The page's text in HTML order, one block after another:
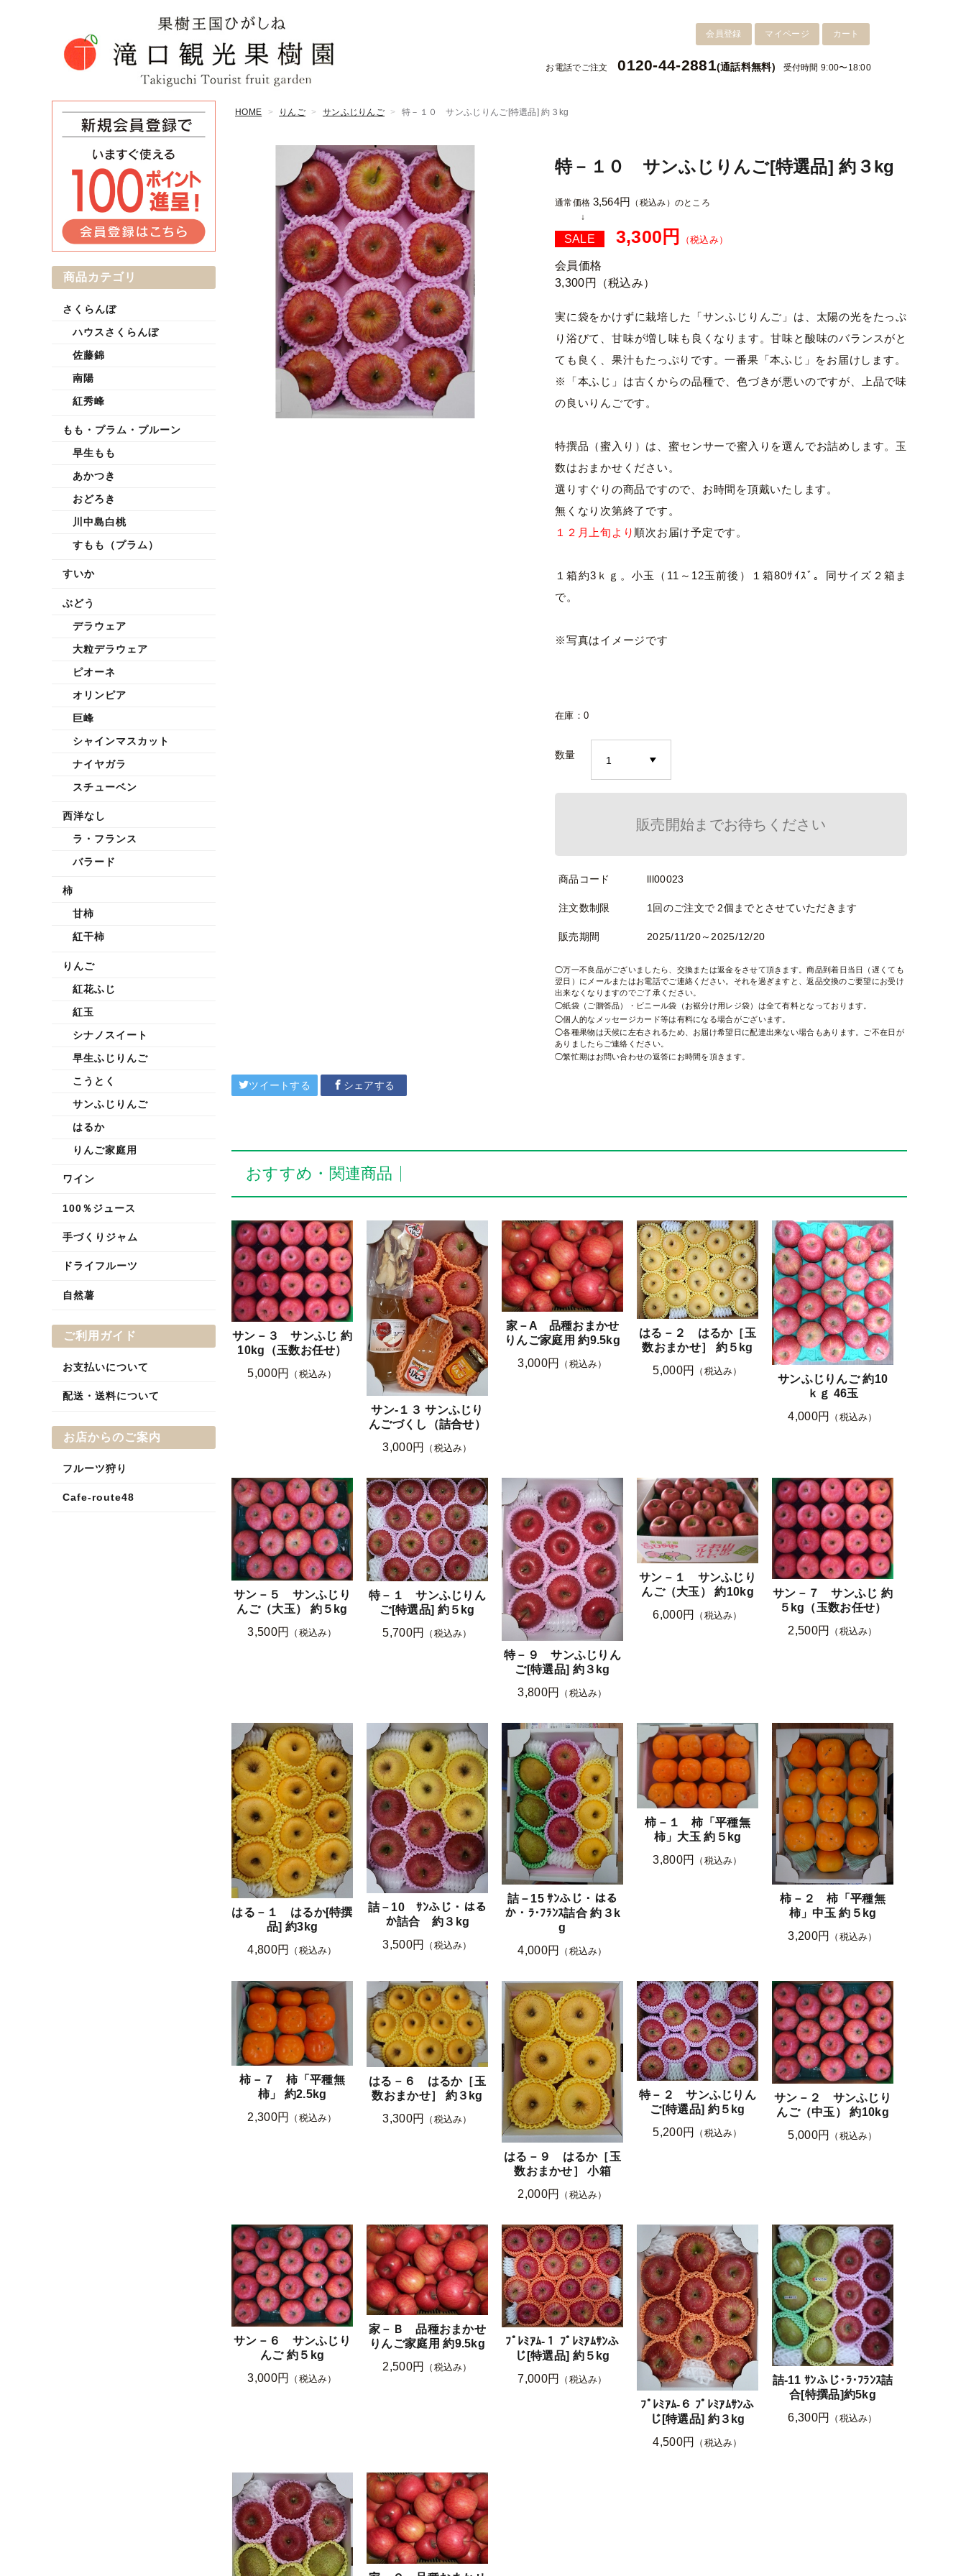
カート
マイページ
会員登録
お電話でご注文 0120-44-2881(通話料無料) 受付時間 9:00〜18:00
HOME りんご サンふじりんご 特－１０ サンふじりんご[特選品] 約３kg
特－１０ サンふじりんご[特選品] 約３kg
通常価格 3,564円 （税込み） のところ
SALE 3,300円 （税込み）
会員価格
3,300円
（税込み）
実に袋をかけずに栽培した「サンふじりんご」は、太陽の光をたっぷ
り浴びて、甘味が増し味も良くなります。甘味と酸味のバランスがと
ても良く、果汁もたっぷりです。一番果「本ふじ」をお届けします。
※「本ふじ」は古くからの品種で、色づきが悪いのですが、上品で味
の良いりんごです。
特撰品（蜜入り）は、蜜センサーで蜜入りを選んでお詰めします。玉
数はおまかせください。
選りすぐりの商品ですので、お時間を頂戴いたします。
無くなり次第終了です。
１２月上旬より 順次お届け予定です。
１箱約3ｋｇ。小玉（11～12玉前後）１箱80ｻｲｽﾞ。同サイズ２箱ま
で。
※写真はイメージです
在庫：0
数量
販売開始までお待ちください
商品コード lll00023
注文数制限 1回のご注文で 2個までとさせていただきます
販売期間 2025/11/20～2025/12/20
万一不良品がございましたら、交換または返金をさせて頂きます。商品到着日当日（遅くても
翌日）にメールまたはお電話でご連絡ください。それを過ぎますと、返品交換のご要望にお受け
出来なくなりますのでご了承ください。
紙袋（ご贈答品）・ビニール袋（お裾分け用レジ袋）は全て有料となっております。
個人的なメッセージカード等は有料になる場合がございます。
各種果物は天候に左右されるため、お届け希望日に配達出来ない場合もあります。ご不在日が
ありましたらご連絡ください。
繁忙期はお問い合わせの返答にお時間を頂きます。
ツイートする シェアする
おすすめ・関連商品
サン－３ サンふじ 約
10kg（玉数お任せ）
5,000円
（税込み）
サン-１３ サンふじり
んごづくし（詰合せ）
3,000円
（税込み）
家－A 品種おまかせ
りんご家庭用 約9.5kg
3,000円
（税込み）
はる－２ はるか［玉
数おまかせ］ 約５kg
5,000円
（税込み）
サンふじりんご 約10
ｋｇ 46玉
4,000円
（税込み）
サン－５ サンふじり
んご（大玉） 約５kg
3,500円
（税込み）
特－１ サンふじりん
ご[特選品] 約５kg
5,700円
（税込み）
特－９ サンふじりん
ご[特選品] 約３kg
3,800円
（税込み）
サン－１ サンふじり
んご（大玉） 約10kg
6,000円
（税込み）
サン－７ サンふじ 約
５kg（玉数お任せ）
2,500円
（税込み）
はる－１ はるか[特撰
品] 約3kg
4,800円
（税込み）
詰－10 ｻﾝふじ・はる
か詰合 約３kg
3,500円
（税込み）
詰－15 ｻﾝふじ・はる
か・ﾗ･ﾌﾗﾝｽ詰合 約３k
g
4,000円
（税込み）
柿－１ 柿「平種無
柿」大玉 約５kg
3,800円
（税込み）
柿－２ 柿「平種無
柿」中玉 約５kg
3,200円
（税込み）
柿－７ 柿「平種無
柿」 約2.5kg
2,300円
（税込み）
はる－６ はるか［玉
数おまかせ］ 約３kg
3,300円
（税込み）
はる－９ はるか［玉
数おまかせ］ 小箱
2,000円
（税込み）
特－２ サンふじりん
ご[特選品] 約５kg
5,200円
（税込み）
サン－２ サンふじり
んご（中玉） 約10kg
5,000円
（税込み）
サン－６ サンふじり
んご 約５kg
3,000円
（税込み）
家－Ｂ 品種おまかせ
りんご家庭用 約9.5kg
2,500円
（税込み）
ﾌﾟﾚﾐｱﾑ-１ ﾌﾟﾚﾐｱﾑｻﾝふ
じ[特選品] 約５kg
7,000円
（税込み）
ﾌﾟﾚﾐｱﾑ-６ ﾌﾟﾚﾐｱﾑｻﾝふ
じ[特選品] 約３kg
4,500円
（税込み）
詰-11 ｻﾝふじ･ﾗ･ﾌﾗﾝｽ詰
合[特撰品]約5kg
6,300円
（税込み）
商品カテゴリ
さくらんぼ
ハウスさくらんぼ
佐藤錦
南陽
紅秀峰
もも・プラム・プルーン
早生もも
あかつき
おどろき
川中島白桃
すもも（プラム）
すいか
ぶどう
デラウェア
大粒デラウェア
ピオーネ
オリンピア
巨峰
シャインマスカット
ナイヤガラ
スチューベン
西洋なし
ラ・フランス
バラード
柿
甘柿
紅干柿
りんご
紅花ふじ
紅玉
シナノスイート
早生ふじりんご
こうとく
サンふじりんご
はるか
りんご家庭用
ワイン
100％ジュース
手づくりジャム
ドライフルーツ
自然薯
ご利用ガイド
お支払いについて
配送・送料について
お店からのご案内
フルーツ狩り
Cafe-route48